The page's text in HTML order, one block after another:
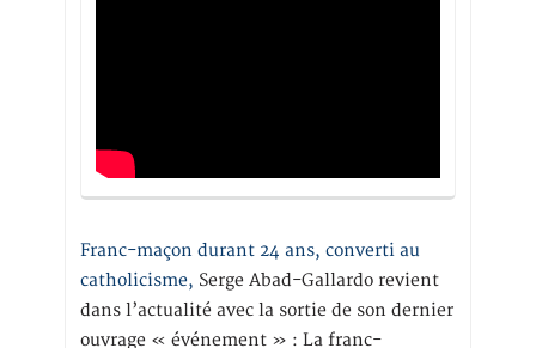
Franc-maçon durant 24 ans, converti au
catholicisme, Serge Abad-Gallardo revient
dans l’actualité avec la sortie de son dernier
ouvrage « événement » : La franc-